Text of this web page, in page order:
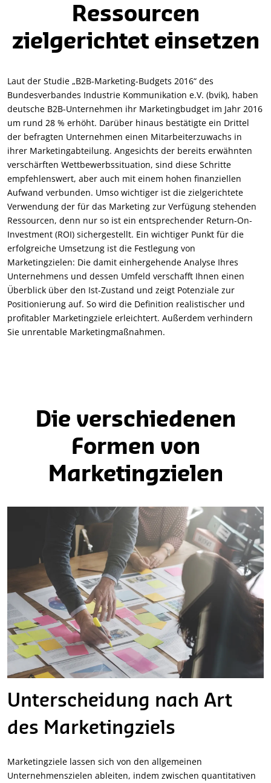
Ressourcen
zielgerichtet einsetzen
Laut der Studie „B2B-Marketing-Budgets 2016“ des
Bundesverbandes Industrie Kommunikation e.V. (bvik), haben
deutsche B2B-Unternehmen ihr Marketingbudget im Jahr 2016
um rund 28 % erhöht. Darüber hinaus bestätigte ein Drittel
der befragten Unternehmen einen Mitarbeiterzuwachs in
ihrer Marketingabteilung. Angesichts der bereits erwähnten
verschärften Wettbewerbssituation, sind diese Schritte
empfehlenswert, aber auch mit einem hohen finanziellen
Aufwand verbunden. Umso wichtiger ist die zielgerichtete
Verwendung der für das Marketing zur Verfügung stehenden
Ressourcen, denn nur so ist ein entsprechender Return-On-
Investment (ROI) sichergestellt. Ein wichtiger Punkt für die
erfolgreiche Umsetzung ist die Festlegung von
Marketingzielen: Die damit einhergehende Analyse Ihres
Unternehmens und dessen Umfeld verschafft Ihnen einen
Überblick über den Ist-Zustand und zeigt Potenziale zur
Positionierung auf. So wird die Definition realistischer und
profitabler Marketingziele erleichtert. Außerdem verhindern
Sie unrentable Marketingmaßnahmen.
Die verschiedenen
Formen von
Marketingzielen
Unterscheidung nach Art
des Marketingziels
Marketingziele lassen sich von den allgemeinen
Unternehmenszielen ableiten, indem zwischen quantitativen